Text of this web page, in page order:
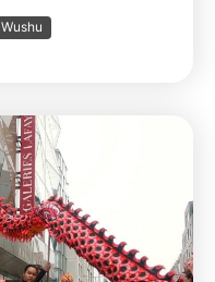
Wushu